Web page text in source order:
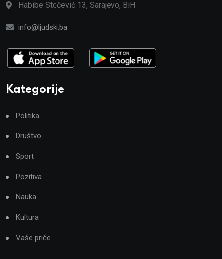
Habibe Stočević 13, Sarajevo, BiH
info@ljudski.ba
Kategorije
Politika
Društvo
Sport
Pozitiva
Nauka
Kultura
Vaše priče